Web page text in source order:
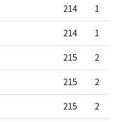
214 1
214 1
215 2
215 2
215 2